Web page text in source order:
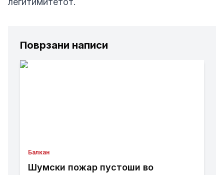
Поврзани написи
Балкан
Шумски пожар пустоши во